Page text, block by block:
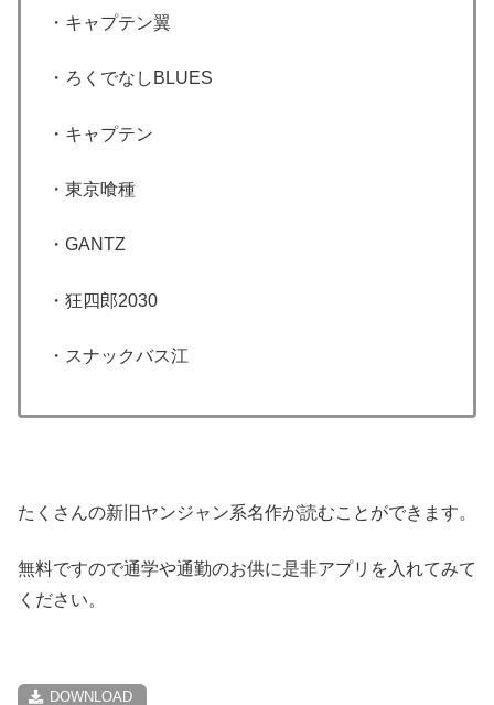
・キャプテン翼
・ろくでなしBLUES
・キャプテン
・東京喰種
・GANTZ
・狂四郎2030
・スナックバス江
たくさんの新旧ヤンジャン系名作が読むことができます。
無料ですので通学や通勤のお供に是非アプリを入れてみて
ください。